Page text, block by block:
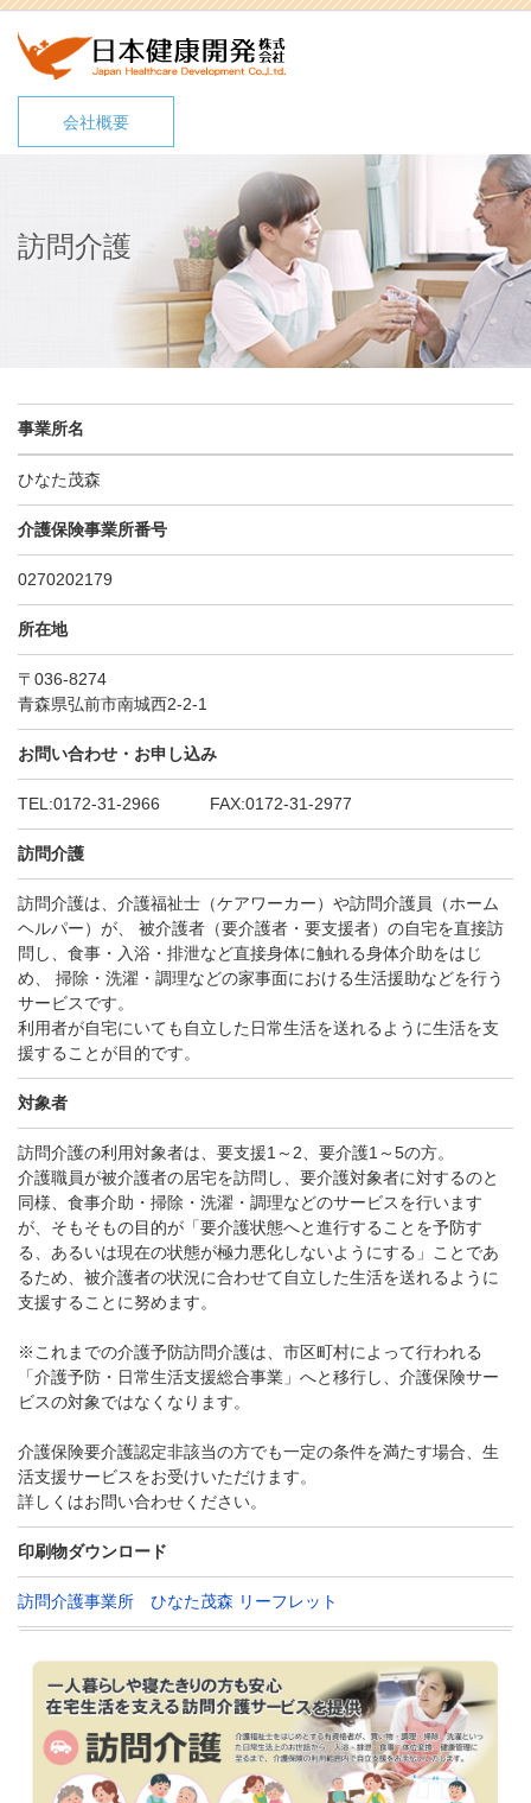
会社概要
訪問介護
事業所名
ひなた茂森
介護保険事業所番号
0270202179
所在地
〒036-8274
青森県弘前市南城西2-2-1
お問い合わせ・お申し込み
TEL:0172-31-2966 FAX:0172-31-2977
訪問介護
訪問介護は、介護福祉士（ケアワーカー）や訪問介護員（ホーム
ヘルパー）が、 被介護者（要介護者・要支援者）の自宅を直接訪
問し、食事・入浴・排泄など直接身体に触れる身体介助をはじ
め、 掃除・洗濯・調理などの家事面における生活援助などを行う
サービスです。
利用者が自宅にいても自立した日常生活を送れるように生活を支
援することが目的です。
対象者
訪問介護の利用対象者は、要支援1～2、要介護1～5の方。
介護職員が被介護者の居宅を訪問し、要介護対象者に対するのと
同様、食事介助・掃除・洗濯・調理などのサービスを行います
が、そもそもの目的が「要介護状態へと進行することを予防す
る、あるいは現在の状態が極力悪化しないようにする」ことであ
るため、被介護者の状況に合わせて自立した生活を送れるように
支援することに努めます。
※これまでの介護予防訪問介護は、市区町村によって行われる
「介護予防・日常生活支援総合事業」へと移行し、介護保険サー
ビスの対象ではなくなります。
介護保険要介護認定非該当の方でも一定の条件を満たす場合、生
活支援サービスをお受けいただけます。
詳しくはお問い合わせください。
印刷物ダウンロード
訪問介護事業所 ひなた茂森 リーフレット